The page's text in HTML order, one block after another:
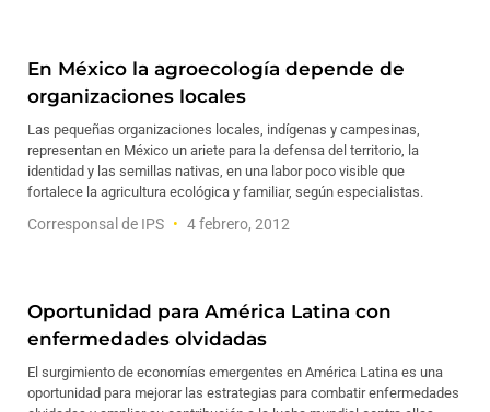
En México la agroecología depende de
organizaciones locales
Las pequeñas organizaciones locales, indígenas y campesinas,
representan en México un ariete para la defensa del territorio, la
identidad y las semillas nativas, en una labor poco visible que
fortalece la agricultura ecológica y familiar, según especialistas.
Corresponsal de IPS 4 febrero, 2012
Oportunidad para América Latina con
enfermedades olvidadas
El surgimiento de economías emergentes en América Latina es una
oportunidad para mejorar las estrategias para combatir enfermedades